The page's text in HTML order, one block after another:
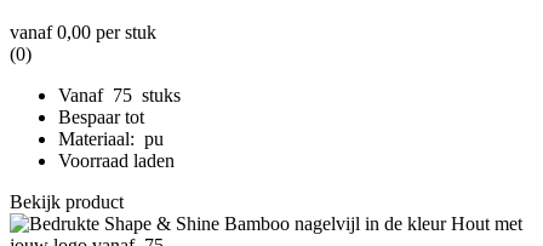
vanaf0,00 per stuk
(0)
Vanaf 75 stuks
Bespaar tot
Materiaal: pu
Voorraad laden
Bekijk product